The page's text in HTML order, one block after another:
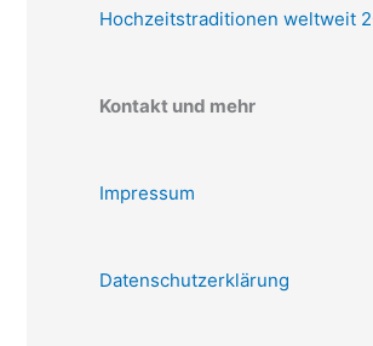
Hochzeitstraditionen weltweit
Kontakt und mehr
Impressum
Datenschutzerklärung